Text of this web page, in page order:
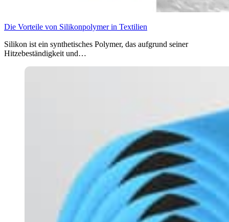
Die Vorteile von Silikonpolymer in Textilien
Silikon ist ein synthetisches Polymer, das aufgrund seiner
Hitzebeständigkeit und…